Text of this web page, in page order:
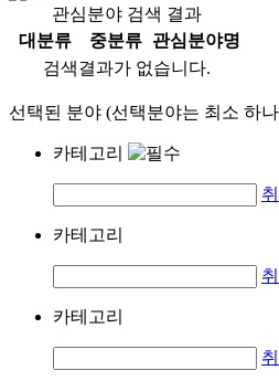
관심분야 검색 결과
대분류
중분류
관심분야명
검색결과가 없습니다.
선택된 분야 (선택분야는 최소 하
카테고리
카테고리
카테고리